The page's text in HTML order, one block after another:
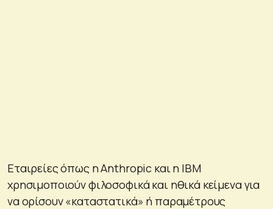
Εταιρείες όπως η Anthropic και η IBM
χρησιμοποιούν φιλοσοφικά και ηθικά κείμενα για
να ορίσουν «καταστατικά» ή παραμέτρους